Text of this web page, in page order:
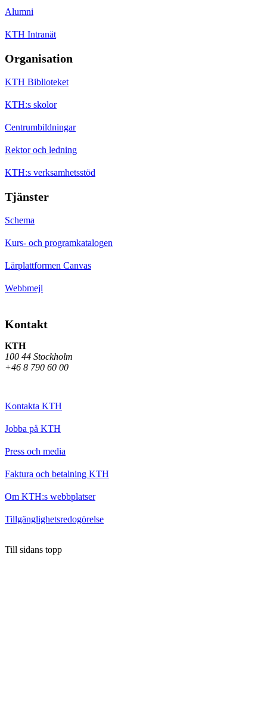
Alumni
KTH Intranät
Organisation
KTH Biblioteket
KTH:s skolor
Centrumbildningar
Rektor och ledning
KTH:s verksamhetsstöd
Tjänster
Schema
Kurs- och programkatalogen
Lärplattformen Canvas
Webbmejl
Kontakt
KTH
100 44 Stockholm
+46 8 790 60 00
Kontakta KTH
Jobba på KTH
Press och media
Faktura och betalning KTH
Om KTH:s webbplatser
Tillgänglighetsredogörelse
Till sidans topp